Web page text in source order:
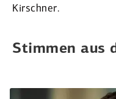
Kirschner.
Stimmen aus